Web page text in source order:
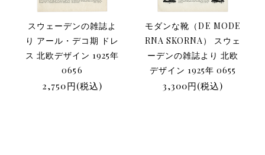
スウェーデンの雑誌よ
り アール・デコ期 ドレ
ス 北欧デザイン 1925年
0656
2,750円(税込)
モダンな靴（DE MODE
RNA SKORNA） スウェ
ーデンの雑誌より 北欧
デザイン 1925年 0655
3,300円(税込)